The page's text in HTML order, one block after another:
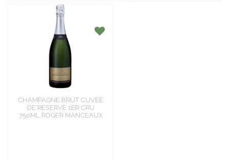
CHAMPAGNE BRUT CUVEE
DE RESERVE 1ER CRU
750ML ROGER MANCEAUX